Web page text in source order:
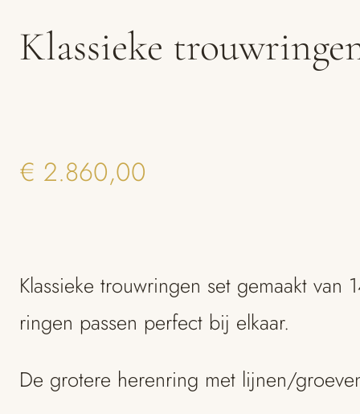
Klassieke
€ 2.860,00
Klassieke trouwringen set gemaakt
ringen passen perfect bij elkaar.
De grotere herenring met lijnen/